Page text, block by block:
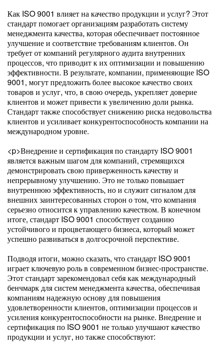
Как ISO 9001 влияет на качество продукции и услуг? Этот
стандарт помогает организациям разработать систему
менеджмента качества, которая обеспечивает постоянное
улучшение и соответствие требованиям клиентов. Он
требует от компаний регулярного аудита внутренних
процессов, что приводит к их оптимизации и повышению
эффективности. В результате, компании, применяющие ISO
9001, могут предложить более высокое качество своих
товаров и услуг, что, в свою очередь, укрепляет доверие
клиентов и может привести к увеличению доли рынка.
Стандарт также способствует снижению риска недовольства
клиентов и усиливает конкурентоспособность компании на
международном уровне.
<p>Внедрение и сертификация по стандарту ISO 9001
является важным шагом для компаний, стремящихся
демонстрировать свою приверженность качеству и
непрерывному улучшению. Это не только повышает
внутреннюю эффективность, но и служит сигналом для
внешних заинтересованных сторон о том, что компания
серьезно относится к управлению качеством. В конечном
итоге, стандарт ISO 9001 способствует созданию
устойчивого и процветающего бизнеса, который может
успешно развиваться в долгосрочной перспективе.
Подводя итоги, можно сказать, что стандарт ISO 9001
играет ключевую роль в современном бизнес-пространстве.
Этот стандарт зарекомендовал себя как международный
бенчмарк для систем менеджмента качества, обеспечивая
компаниям надежную основу для повышения
удовлетворенности клиентов, оптимизации процессов и
усиления конкурентоспособности на рынке. Внедрение и
сертификация по ISO 9001 не только улучшают качество
продукции и услуг, но также способствуют: